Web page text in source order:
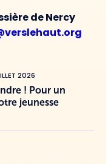
de Nercy
2026
! Pour un
jeunesse